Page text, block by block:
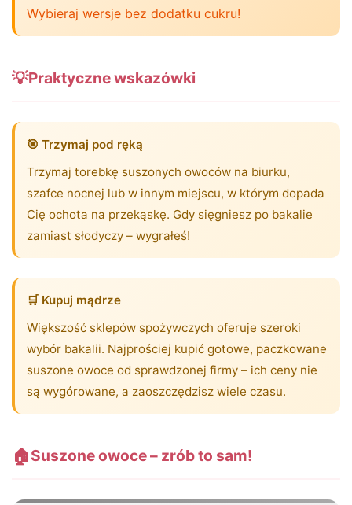
Wybieraj wersje bez dodatku cukru!
💡Praktyczne wskazówki
🎯 Trzymaj pod ręką
Trzymaj torebkę suszonych owoców na biurku,
szafce nocnej lub w innym miejscu, w którym dopada
Cię ochota na przekąskę. Gdy sięgniesz po bakalie
zamiast słodyczy – wygrałeś!
🛒 Kupuj mądrze
Większość sklepów spożywczych oferuje szeroki
wybór bakalii. Najprościej kupić gotowe, paczkowane
suszone owoce od sprawdzonej firmy – ich ceny nie
są wygórowane, a zaoszczędzisz wiele czasu.
🏠Suszone owoce – zrób to sam!